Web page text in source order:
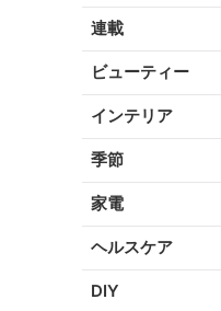
連載
ビューティー
インテリア
季節
家電
ヘルスケア
DIY